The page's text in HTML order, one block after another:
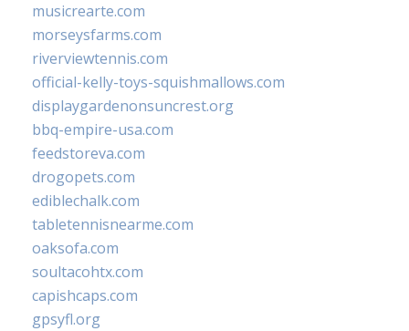
musicrearte.com
morseysfarms.com
riverviewtennis.com
official-kelly-toys-squishmallows.com
displaygardenonsuncrest.org
bbq-empire-usa.com
feedstoreva.com
drogopets.com
ediblechalk.com
tabletennisnearme.com
oaksofa.com
soultacohtx.com
capishcaps.com
gpsyfl.org